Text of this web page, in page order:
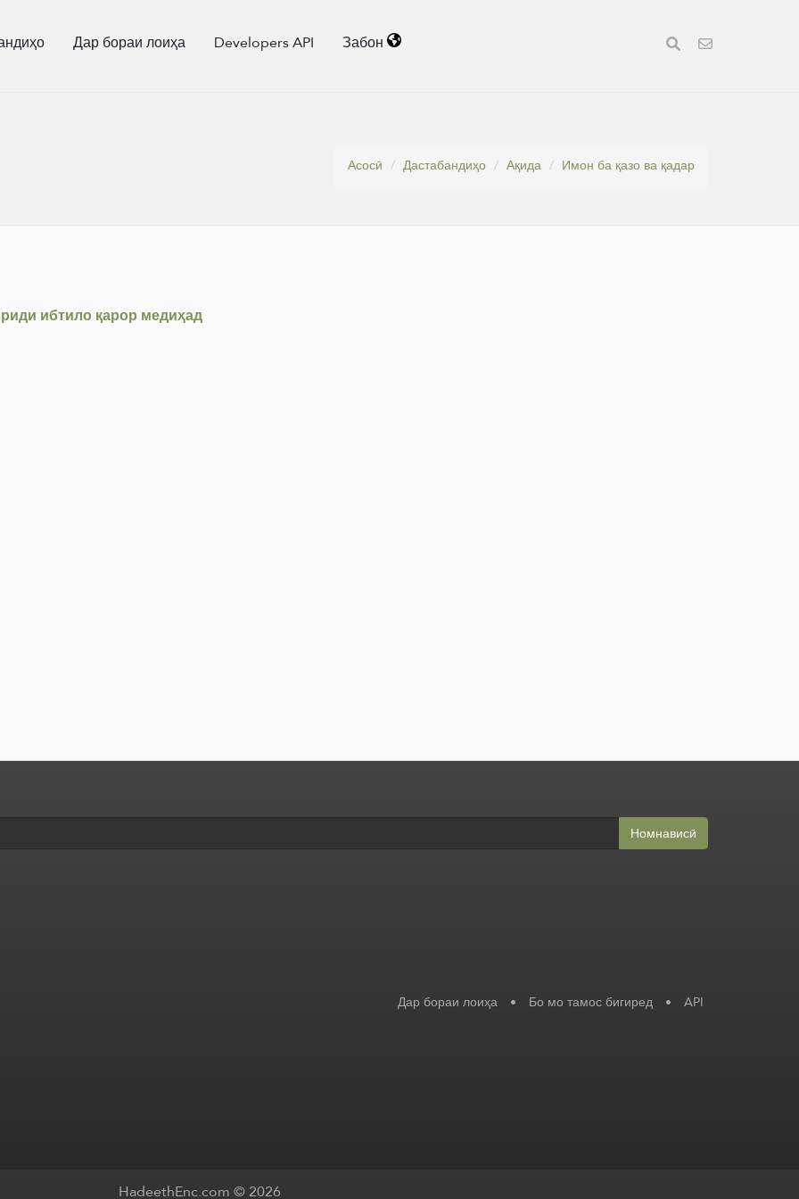
Дар бораи лоиҳа Developers API Забон
Асосӣ
Дастабандиҳо Ақида Имон ба қазо ва қадар
ибтило қарор медиҳад
Номнависӣ
Дар бораи лоиҳа • Бо мо тамос бигиред • API
HadeethEnc.com © 2026